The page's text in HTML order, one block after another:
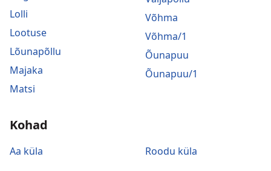
Lolli
Lootuse
Lõunapõllu
Majaka
Matsi
Võhma
Võhma/1
Õunapuu
Õunapuu/1
Kohad
Aa küla Roodu küla